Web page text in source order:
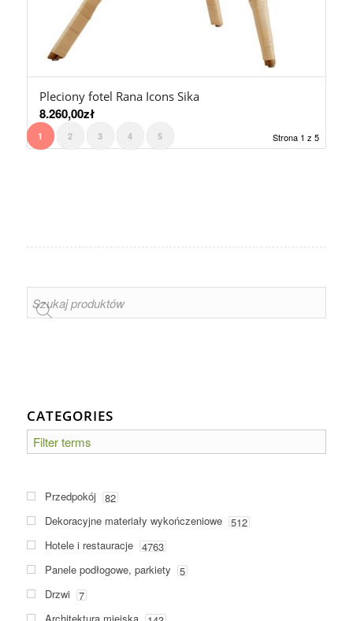
Pleciony fotel Rana Icons Sika
8.260,00zł
Strona 1 z 5
1 2 3 4 5
CATEGORIES
Przedpokój
82
Dekoracyjne materiały wykończeniowe 512
Hotele i restauracje 4763
Panele podłogowe, parkiety
5
Drzwi
7